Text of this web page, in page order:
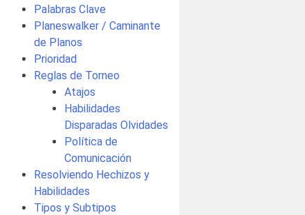
Palabras Clave
Planeswalker / Caminante
de Planos
Prioridad
Reglas de Torneo
Atajos
Habilidades
Disparadas Olvidades
Política de
Comunicación
Resolviendo Hechizos y
Habilidades
Tipos y Subtipos